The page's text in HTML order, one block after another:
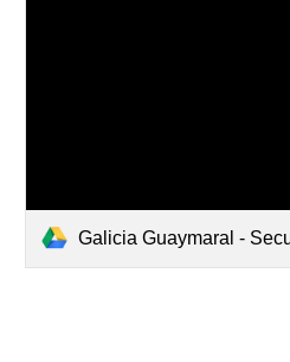
Galicia Guaymaral -